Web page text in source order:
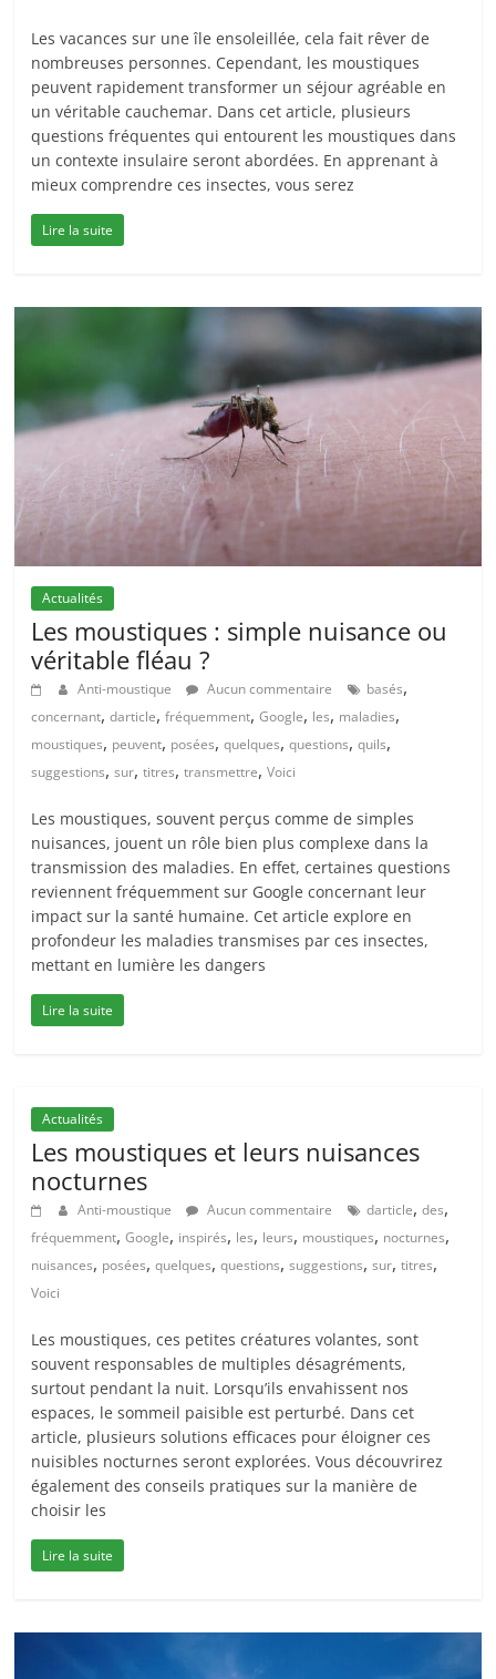
Les vacances sur une île ensoleillée, cela fait rêver de
nombreuses personnes. Cependant, les moustiques
peuvent rapidement transformer un séjour agréable en
un véritable cauchemar. Dans cet article, plusieurs
questions fréquentes qui entourent les moustiques dans
un contexte insulaire seront abordées. En apprenant à
mieux comprendre ces insectes, vous serez
Lire la suite
Actualités
Les moustiques : simple nuisance ou
véritable fléau ?
Anti-moustique Aucun commentaire basés,
concernant,darticle,fréquemment,Google, les, maladies,
moustiques, peuvent, posées,quelques,questions,quils,
suggestions,sur,titres,transmettre,Voici
Les moustiques, souvent perçus comme de simples
nuisances, jouent un rôle bien plus complexe dans la
transmission des maladies. En effet, certaines questions
reviennent fréquemment sur Google concernant leur
impact sur la santé humaine. Cet article explore en
profondeur les maladies transmises par ces insectes,
mettant en lumière les dangers
Lire la suite
Actualités
Les moustiques et leurs nuisances
nocturnes
Anti-moustique Aucun commentaire darticle,des,
fréquemment,Google, inspirés, les, leurs, moustiques, nocturnes,
nuisances, posées,quelques,questions,suggestions,sur,titres,
Voici
Les moustiques, ces petites créatures volantes, sont
souvent responsables de multiples désagréments,
surtout pendant la nuit. Lorsqu’ils envahissent nos
espaces, le sommeil paisible est perturbé. Dans cet
article, plusieurs solutions efficaces pour éloigner ces
nuisibles nocturnes seront explorées. Vous découvrirez
également des conseils pratiques sur la manière de
choisir les
Lire la suite